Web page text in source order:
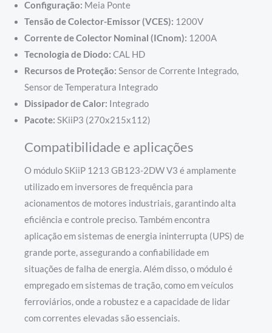
Configuração: Meia Ponte
Tensão de Colector-Emissor (VCES): 1200V
Corrente de Colector Nominal (ICnom): 1200A
Tecnologia de Diodo: CAL HD
Recursos de Proteção: Sensor de Corrente Integrado,
Sensor de Temperatura Integrado
Dissipador de Calor: Integrado
Pacote: SKiiP3 (270x215x112)
Compatibilidade e aplicações
O módulo SKiiP 1213 GB123-2DW V3 é amplamente
utilizado em inversores de frequência para
acionamentos de motores industriais, garantindo alta
eficiência e controle preciso. Também encontra
aplicação em sistemas de energia ininterrupta (UPS) de
grande porte, assegurando a confiabilidade em
situações de falha de energia. Além disso, o módulo é
empregado em sistemas de tração, como em veículos
ferroviários, onde a robustez e a capacidade de lidar
com correntes elevadas são essenciais.